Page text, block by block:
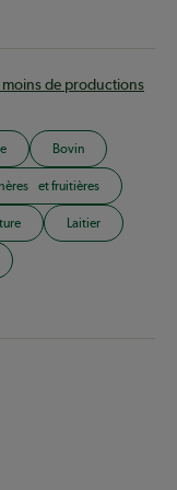
moins de productions
Bovin
et fruitières
Laitier